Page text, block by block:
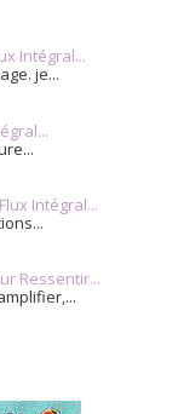
Intégral...
je...
Intégral...
Ressentir...